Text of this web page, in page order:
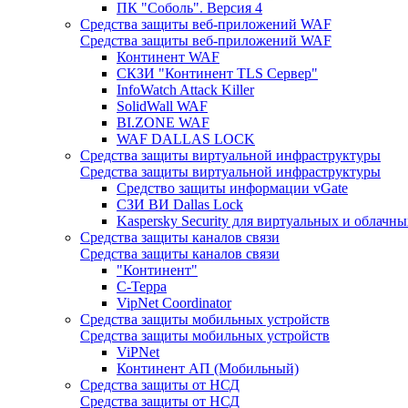
ПК "Соболь". Версия 4
Средства защиты веб-приложений WAF
Средства защиты веб-приложений WAF
Континент WAF
СКЗИ "Континент TLS Сервер"
InfoWatch Attack Killer
SolidWall WAF
BI.ZONE WAF
WAF DALLAS LOCK
Средства защиты виртуальной инфраструктуры
Средства защиты виртуальной инфраструктуры
Средство защиты информации vGate
СЗИ ВИ Dallas Lock
Kaspersky Security для виртуальных и
Средства защиты каналов связи
Средства защиты каналов связи
"Континент"
С-Терра
VipNet Coordinator
Средства защиты мобильных устройств
Средства защиты мобильных устройств
ViPNet
Континент АП (Мобильный)
Средства защиты от НСД
Средства защиты от НСД